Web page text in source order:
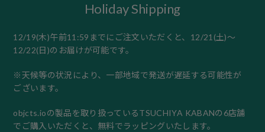
Holiday Shipping
12/19(木)午前11:59までにご注文いただくと、12/21(土)〜
12/22(日)のお届けが可能です。
※天候等の状況により、一部地域で発送が遅延する可能性が
ございます。
objcts.ioの製品を取り扱っているTSUCHIYA KABANの6店舗
でご購入いただくと、無料でラッピングいたします。